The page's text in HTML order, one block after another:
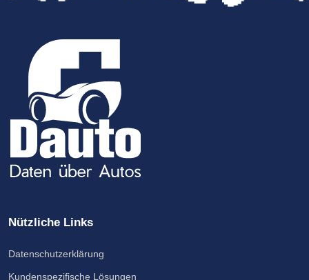
Nützliche Links
Datenschutzerklärung
Kundenspezifische Lösungen